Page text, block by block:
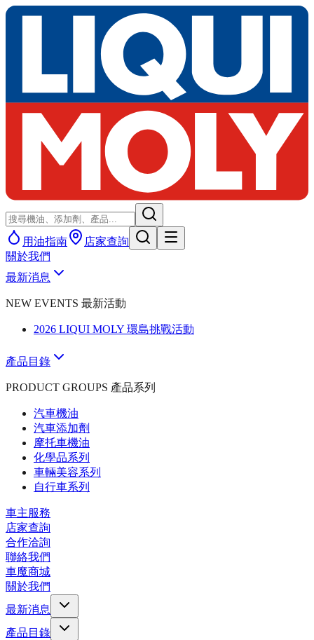
用油指南
店家查詢
關於我們
最新消息
NEW EVENTS 最新活動
2026 LIQUI MOLY 環島挑戰活動
產品目錄
PRODUCT GROUPS 產品系列
汽車機油
汽車添加劑
摩托車機油
化學品系列
車輛美容系列
自行車系列
車主服務
店家查詢
合作洽詢
聯絡我們
車魔商城
關於我們
最新消息
產品目錄